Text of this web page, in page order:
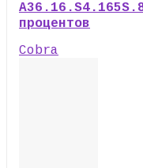
процентов
Cobra